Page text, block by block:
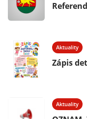
Aktuality
Zápis
Aktuality